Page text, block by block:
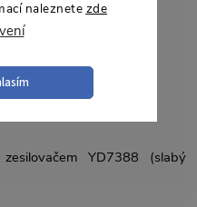
naleznete zde
Core (4× 1,5 GHz)
integrovaný)
YD7388 (slabý